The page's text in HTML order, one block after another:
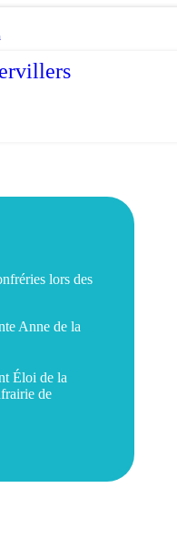
lors des
Anne de la
Éloi de la
de